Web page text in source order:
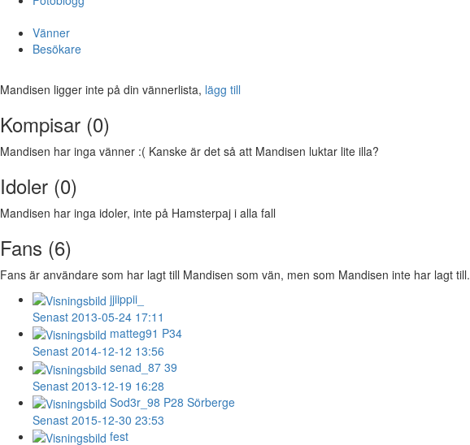
Vänner
Besökare
Mandisen ligger inte på din vännerlista, lägg till
Kompisar (0)
Mandisen har inga vänner :( Kanske är det så att Mandisen luktar lite illa?
Idoler (0)
Mandisen har inga idoler, inte på Hamsterpaj i alla fall
Fans (6)
Fans är användare som har lagt till Mandisen som vän, men som Mandisen inte har lagt till.
jjiippii_
Senast 2013-05-24 17:11
matteg91 P34
Senast 2014-12-12 13:56
senad_87 39
Senast 2013-12-19 16:28
Sod3r_98 P28 Sörberge
Senast 2015-12-30 23:53
fest